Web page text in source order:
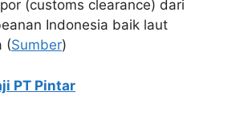
(customs clearance) dari
Indonesia baik laut
(Sumber)
PT Pintar